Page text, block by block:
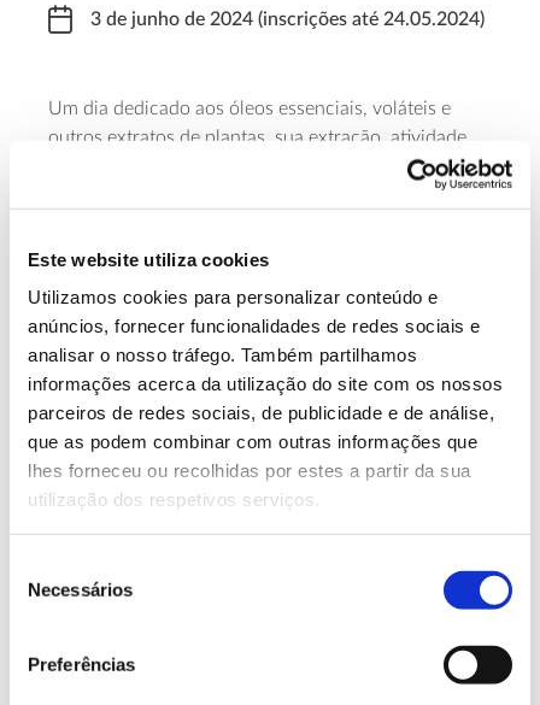
Este website utiliza cookies
Utilizamos cookies para personalizar conteúdo e
anúncios, fornecer funcionalidades de redes sociais e
analisar o nosso tráfego. Também partilhamos
informações acerca da utilização do site com os nossos
parceiros de redes sociais, de publicidade e de análise,
que as podem combinar com outras informações que
lhes forneceu ou recolhidas por estes a partir da sua
utilização dos respetivos serviços.
Necessários
Preferências
3 de junho de 2024 (inscrições até 24.05.2024)
Um dia dedicado aos óleos essenciais, voláteis e
outros extratos de plantas, sua extração, atividade
biológica e ainda às normas que necessitam de ser
cumpridas para a sua criação e comercialização. A
As inscrições terminam a 24 de maio.
Saiba mais
13.07.2026
Genoma do priolo e de outras espécies em risco:
conhecer para conservar
02.07.2026
Registar galhas de Trichi em acácia-das-espigas:
cidadãos chamados a ajudar